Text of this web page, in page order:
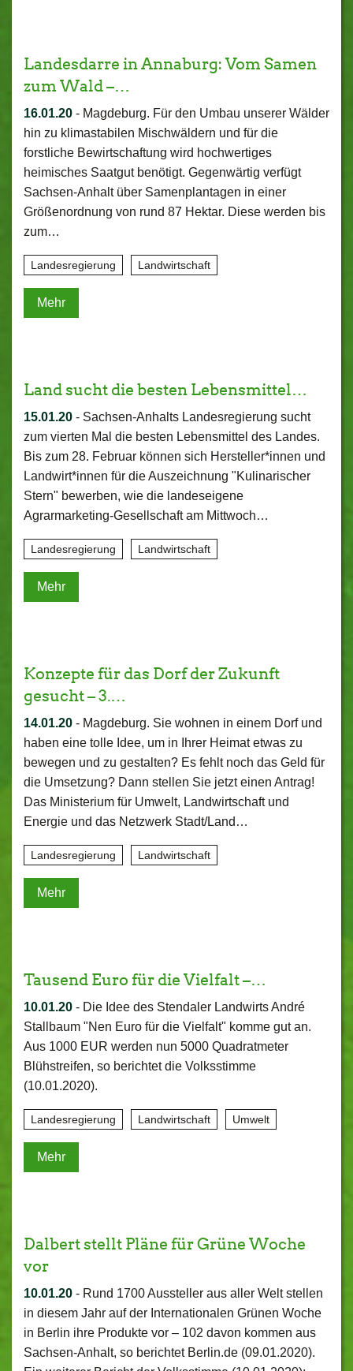
Landesdarre in Annaburg: Vom Samen
zum Wald –…
16.01.20 - Magdeburg. Für den Umbau unserer Wälder
hin zu klimastabilen Mischwäldern und für die
forstliche Bewirtschaftung wird hochwertiges
heimisches Saatgut benötigt. Gegenwärtig verfügt
Sachsen-Anhalt über Samenplantagen in einer
Größenordnung von rund 87 Hektar. Diese werden bis
zum…
Landesregierung Landwirtschaft
Mehr
Land sucht die besten Lebensmittel…
15.01.20 - Sachsen-Anhalts Landesregierung sucht
zum vierten Mal die besten Lebensmittel des Landes.
Bis zum 28. Februar können sich Hersteller*innen und
Landwirt*innen für die Auszeichnung "Kulinarischer
Stern" bewerben, wie die landeseigene
Agrarmarketing-Gesellschaft am Mittwoch…
Landesregierung Landwirtschaft
Mehr
Konzepte für das Dorf der Zukunft
gesucht – 3.…
14.01.20 - Magdeburg. Sie wohnen in einem Dorf und
haben eine tolle Idee, um in Ihrer Heimat etwas zu
bewegen und zu gestalten? Es fehlt noch das Geld für
die Umsetzung? Dann stellen Sie jetzt einen Antrag!
Das Ministerium für Umwelt, Landwirtschaft und
Energie und das Netzwerk Stadt/Land…
Landesregierung Landwirtschaft
Mehr
Tausend Euro für die Vielfalt –…
10.01.20 - Die Idee des Stendaler Landwirts André
Stallbaum "Nen Euro für die Vielfalt" komme gut an.
Aus 1000 EUR werden nun 5000 Quadratmeter
Blühstreifen, so berichtet die Volksstimme
(10.01.2020).
Landesregierung Landwirtschaft Umwelt
Mehr
Dalbert stellt Pläne für Grüne Woche
vor
10.01.20 - Rund 1700 Aussteller aus aller Welt stellen
in diesem Jahr auf der Internationalen Grünen Woche
in Berlin ihre Produkte vor – 102 davon kommen aus
Sachsen-Anhalt, so berichtet Berlin.de (09.01.2020).